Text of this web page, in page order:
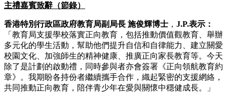
主禮嘉賓致辭（節錄）
香港特別行政區政府教育局副局長 施俊輝博士 ， J.P.表示：
「教育局支援學校落實正向教育，包括推動價值觀教育、舉辦
多元化的學生活動，幫助他們提升自信和自律能力、建立關愛
校園文化、加強師生的精神健康、推廣正向家長教育等。今天
除了是計劃的啟動禮，同時參與者亦會簽署《正向領航教育約
章》。我期盼各持份者繼續攜手合作，織起緊密的支援網絡，
共同推動正向教育，陪伴青少年在愛與關懷中穩健成長。」